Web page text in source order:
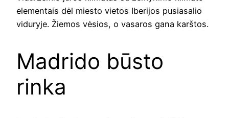
elementais dėl miesto vietos Iberijos pusiasalio
viduryje. Žiemos vėsios, o vasaros gana karštos.
Madrido būsto
rinka